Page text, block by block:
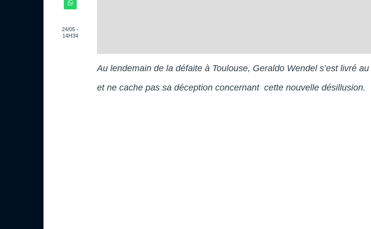
24/05 -
14H34
Au lendemain de la défaite à Toulouse, Geraldo Wendel s’est livré au
et ne cache pas sa déception concernant cette nouvelle désillusion.